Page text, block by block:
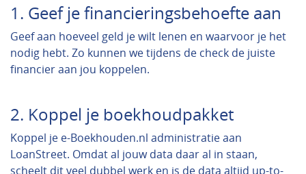
1. Geef je financieringsbehoefte aan
Geef aan hoeveel geld je wilt lenen en waarvoor je het
nodig hebt. Zo kunnen we tijdens de check de juiste
financier aan jou koppelen.
2. Koppel je boekhoudpakket
Koppel je e-Boekhouden.nl administratie aan
LoanStreet. Omdat al jouw data daar al in staan,
scheelt dit veel dubbel werk en is de data altijd up-to-